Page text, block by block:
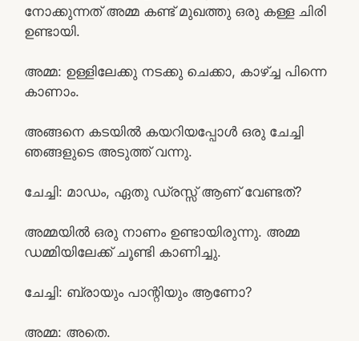
നോക്കുന്നത് അമ്മ കണ്ട് മുഖത്തു ഒരു കള്ള ചിരി
ഉണ്ടായി.
അമ്മ: ഉള്ളിലേക്കു നടക്കു ചെക്കാ, കാഴ്ച്ച പിന്നെ
കാണാം.
അങ്ങനെ കടയിൽ കയറിയപ്പോൾ ഒരു ചേച്ചി
ഞങ്ങളുടെ അടുത്ത് വന്നു.
ചേച്ചി: മാഡം, ഏതു ഡ്രസ്സ്‌ ആണ് വേണ്ടത്?
അമ്മയിൽ ഒരു നാണം ഉണ്ടായിരുന്നു. അമ്മ
ഡമ്മിയിലേക്ക് ചൂണ്ടി കാണിച്ചു.
ചേച്ചി: ബ്രായും പാന്റിയും ആണോ?
അമ്മ: അതെ.